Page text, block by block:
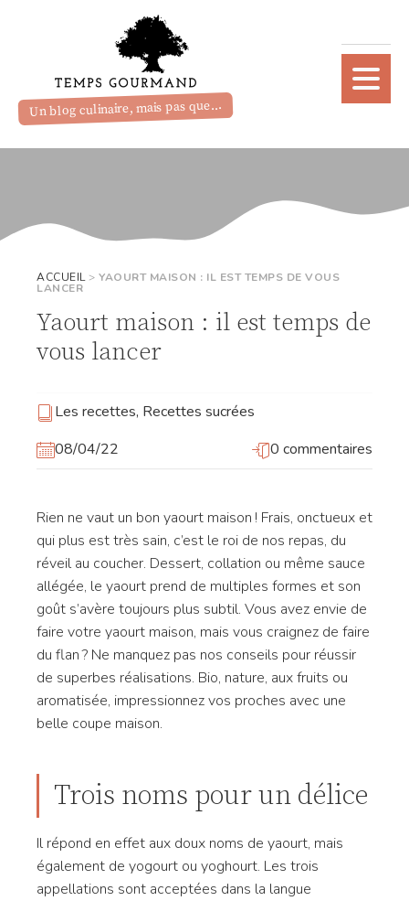
Un blog culinaire, mais pas que...
ACCUEIL> YAOURT MAISON : IL EST TEMPS DE VOUS
LANCER
Yaourt maison : il est temps de
vous lancer
Les recettes, Recettes sucrées
08/04/22
0 commentaires
Rien ne vaut un bon yaourt maison ! Frais, onctueux et
qui plus est très sain, c’est le roi de nos repas, du
réveil au coucher. Dessert, collation ou même sauce
allégée, le yaourt prend de multiples formes et son
goût s’avère toujours plus subtil. Vous avez envie de
faire votre yaourt maison, mais vous craignez de faire
du flan ? Ne manquez pas nos conseils pour réussir
de superbes réalisations. Bio, nature, aux fruits ou
aromatisée, impressionnez vos proches avec une
belle coupe maison.
Trois noms pour un délice
Il répond en effet aux doux noms de yaourt, mais
également de yogourt ou yoghourt. Les trois
appellations sont acceptées dans la langue